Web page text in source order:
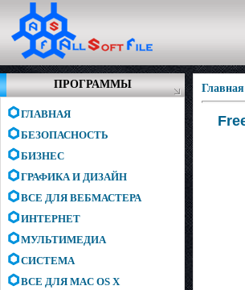
ПРОГРАММЫ
ГЛАВНАЯ
БЕЗОПАСНОСТЬ
БИЗНЕС
ГРАФИКА И ДИЗАЙН
ВСЕ ДЛЯ ВЕБМАСТЕРА
ИНТЕРНЕТ
МУЛЬТИМЕДИА
СИСТЕМА
ВСЕ ДЛЯ MAC OS X
Главная